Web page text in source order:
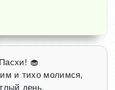
🧁
и тихо молимся,
день.